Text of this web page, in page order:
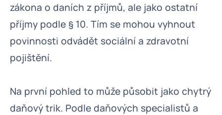
zákona o daních z příjmů, ale jako ostatní
příjmy podle § 10. Tím se mohou vyhnout
povinnosti odvádět sociální a zdravotní
pojištění.
Na první pohled to může působit jako chytrý
daňový trik. Podle daňových specialistů a